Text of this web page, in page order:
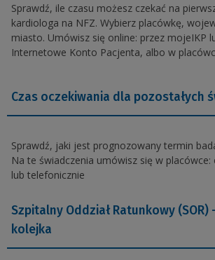
Sprawdź, ile czasu możesz czekać na
kardiologa na NFZ. Wybierz placówkę,
miasto. Umówisz się online: przez mojeIKP
Internetowe Konto Pacjenta, albo w
Czas oczekiwania dla pozostałych
Sprawdź, jaki jest prognozowany termin
Na te świadczenia umówisz się w placówce:
lub telefonicznie
Szpitalny Oddział Ratunkowy (SOR)
kolejka